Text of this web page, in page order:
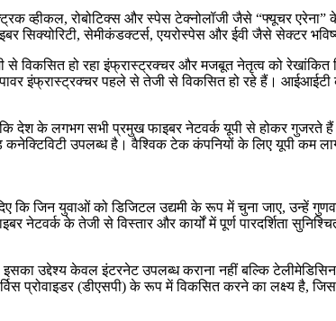
व्हीकल, रोबोटिक्स और स्पेस टेक्नोलॉजी जैसे “फ्यूचर एरेना” के
सिक्योरिटी, सेमीकंडक्टर्स, एयरोस्पेस और ईवी जैसे सेक्टर
विकसित हो रहा इंफ्रास्ट्रक्चर और मजबूत नेतृत्व को
इंफ्रास्ट्रक्चर पहले से तेजी से विकसित हो रहे हैं।
देश के लगभग सभी प्रमुख फाइबर नेटवर्क यूपी से होकर गुजरते
उपलब्ध है। वैश्विक टेक कंपनियों के लिए यूपी कम
कि जिन युवाओं को डिजिटल उद्यमी के रूप में चुना जाए, उन्हें
के तेजी से विस्तार और कार्यों में पूर्ण पारदर्शिता
उद्देश्य केवल इंटरनेट उपलब्ध कराना नहीं बल्कि
प्रोवाइडर (डीएसपी) के रूप में विकसित करने का लक्ष्य है,